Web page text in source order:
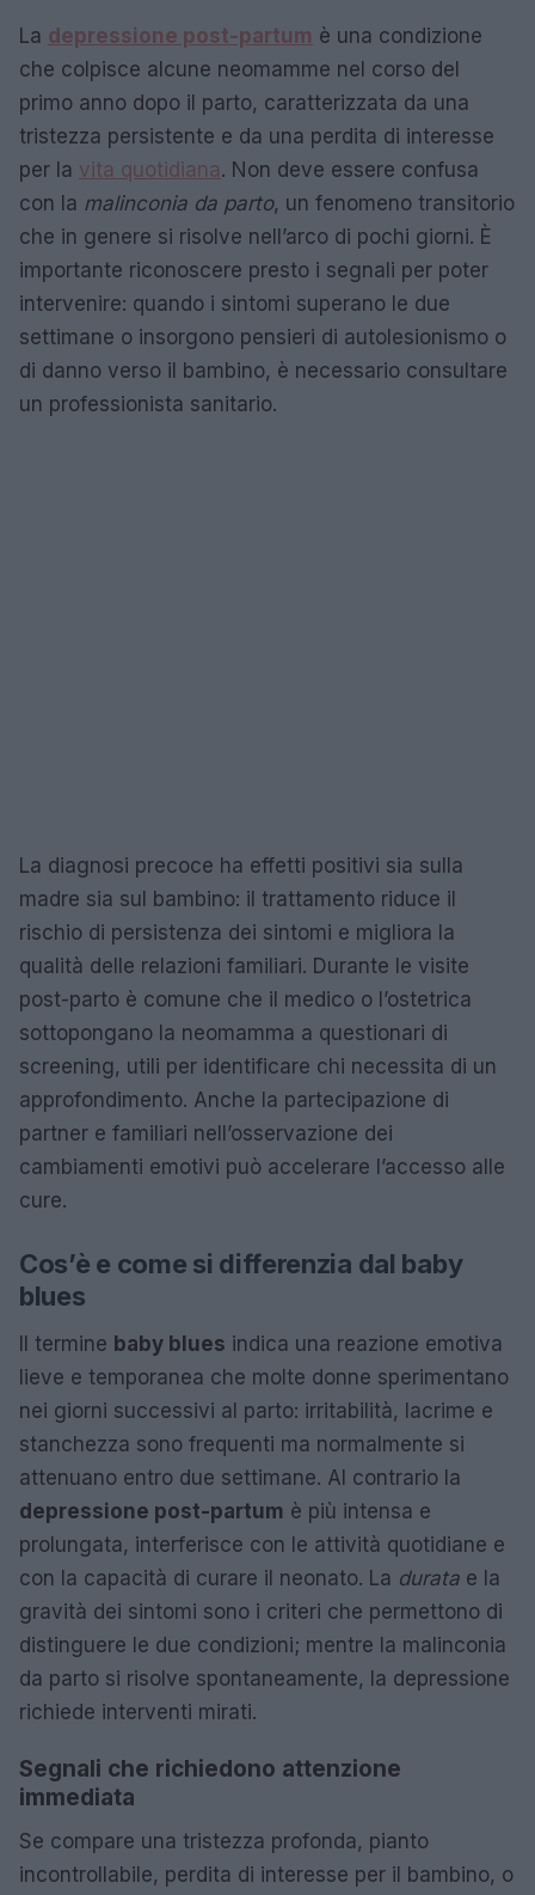
La depressione post-partum è una condizione
che colpisce alcune neomamme nel corso del
primo anno dopo il parto, caratterizzata da una
tristezza persistente e da una perdita di interesse
per la vita quotidiana. Non deve essere confusa
con la malinconia da parto, un fenomeno transitorio
che in genere si risolve nell’arco di pochi giorni. È
importante riconoscere presto i segnali per poter
intervenire: quando i sintomi superano le due
settimane o insorgono pensieri di autolesionismo o
di danno verso il bambino, è necessario consultare
un professionista sanitario.
La diagnosi precoce ha effetti positivi sia sulla
madre sia sul bambino: il trattamento riduce il
rischio di persistenza dei sintomi e migliora la
qualità delle relazioni familiari. Durante le visite
post-parto è comune che il medico o l’ostetrica
sottopongano la neomamma a questionari di
screening, utili per identificare chi necessita di un
approfondimento. Anche la partecipazione di
partner e familiari nell’osservazione dei
cambiamenti emotivi può accelerare l’accesso alle
cure.
Cos’è e come si differenzia dal baby
blues
Il termine baby blues indica una reazione emotiva
lieve e temporanea che molte donne sperimentano
nei giorni successivi al parto: irritabilità, lacrime e
stanchezza sono frequenti ma normalmente si
attenuano entro due settimane. Al contrario la
depressione post-partum è più intensa e
prolungata, interferisce con le attività quotidiane e
con la capacità di curare il neonato. La durata e la
gravità dei sintomi sono i criteri che permettono di
distinguere le due condizioni; mentre la malinconia
da parto si risolve spontaneamente, la depressione
richiede interventi mirati.
Segnali che richiedono attenzione
immediata
Se compare una tristezza profonda, pianto
incontrollabile, perdita di interesse per il bambino, o